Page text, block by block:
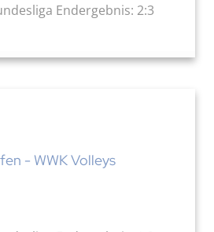
Endergebnis: 2:3
- WWK Volleys